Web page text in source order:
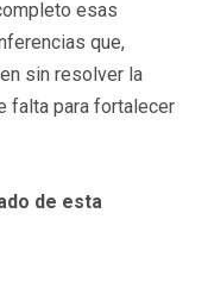
esas
que,
sin resolver la
falta para fortalecer
de esta